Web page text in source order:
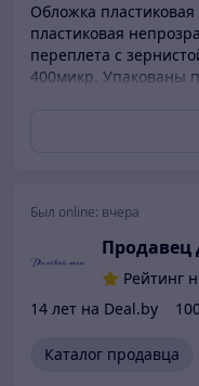
Обложка
пластиковая
переплета с
400микр. Упакованы
Был online: вчера
Рейтинг
14 лет на Deal.by
Каталог продавца